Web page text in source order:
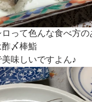
ロって色んな食べ方
酢〆棒鮨
味しいですよん♪